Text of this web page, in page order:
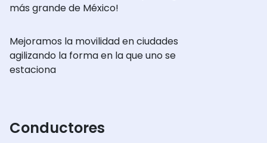
más grande de México!
Mejoramos la movilidad en ciudades
agilizando la forma en la que uno se
estaciona
Conductores